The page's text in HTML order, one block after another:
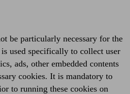
be particularly necessary for the
used specifically to collect user
ads, other embedded contents
cookies. It is mandatory to
to running these cookies on